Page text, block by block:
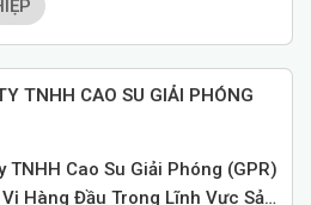
TNHH CAO SU GIẢI PHÓNG
TNHH Cao Su Giải Phóng (GPR)
Hàng Đầu Trong Lĩnh Vực Sản